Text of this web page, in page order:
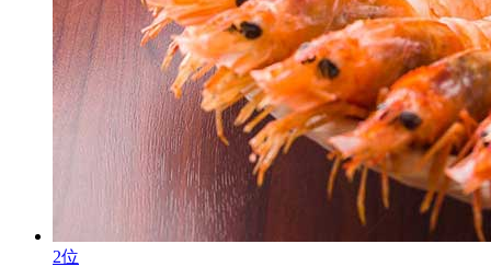
2位